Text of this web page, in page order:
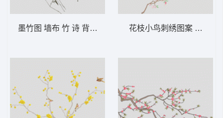
墨竹图 墙布 竹 诗 背景墙 花枝小鸟刺绣图案 墙布 玉